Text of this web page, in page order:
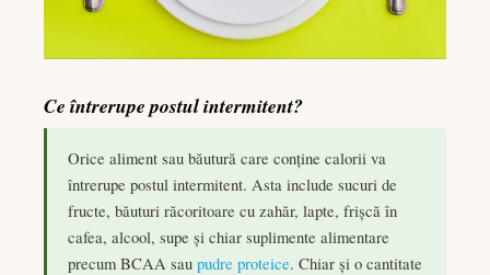
Ce întrerupe postul intermitent?
Orice aliment sau băutură care conține calorii va
întrerupe postul intermitent. Asta include sucuri de
fructe, băuturi răcoritoare cu zahăr, lapte, frișcă în
cafea, alcool, supe și chiar suplimente alimentare
precum BCAA saupudre proteice. Chiar și o cantitate